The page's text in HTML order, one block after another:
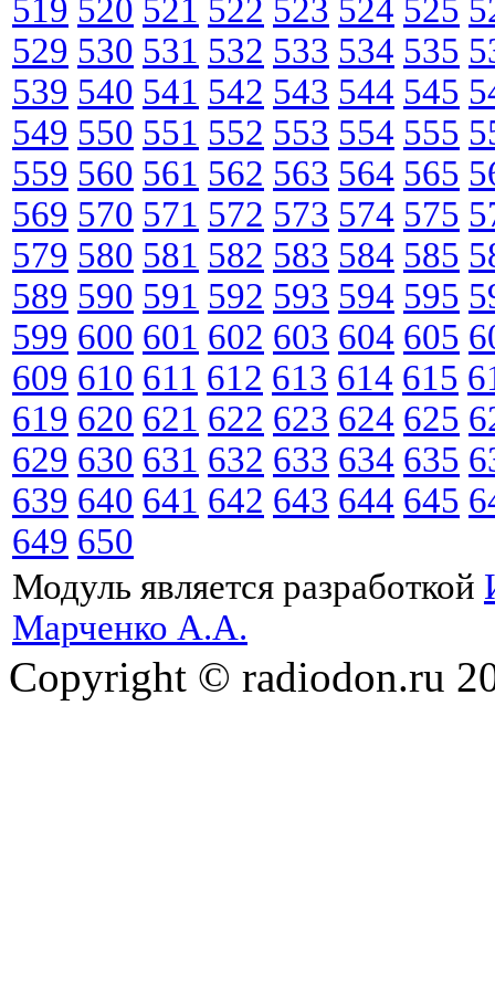
519 520 521 522 523 524 525
529 530 531 532 533 534 535
539 540 541 542 543 544 545
549 550 551 552 553 554 555
559 560 561 562 563 564 565
569 570 571 572 573 574 575
579 580 581 582 583 584 585
589 590 591 592 593 594 595
599 600 601 602 603 604 605
609 610 611 612 613 614 615
619 620 621 622 623 624 625
629 630 631 632 633 634 635
639 640 641 642 643 644 645
649 650
Модуль является разработкой
Марченко А.А.
Copyright © radiodon.ru